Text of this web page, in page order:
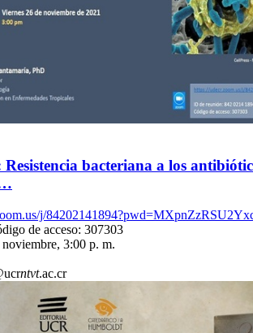
bacteriana a los
j/
de acceso: 307303
3:00 p. m.
ntvt.ac.cr